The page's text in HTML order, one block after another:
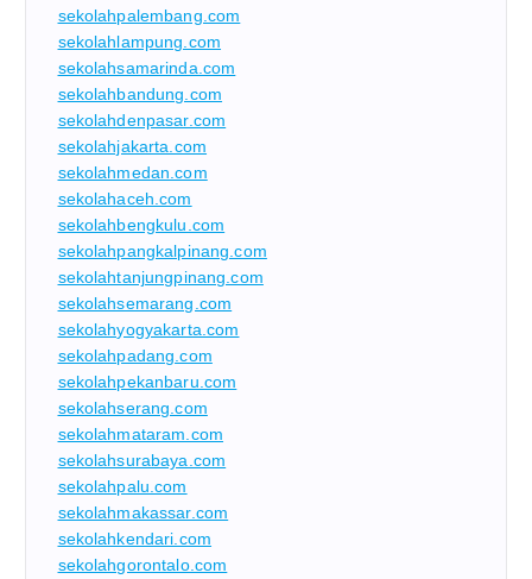
sekolahpalembang.com
sekolahlampung.com
sekolahsamarinda.com
sekolahbandung.com
sekolahdenpasar.com
sekolahjakarta.com
sekolahmedan.com
sekolahaceh.com
sekolahbengkulu.com
sekolahpangkalpinang.com
sekolahtanjungpinang.com
sekolahsemarang.com
sekolahyogyakarta.com
sekolahpadang.com
sekolahpekanbaru.com
sekolahserang.com
sekolahmataram.com
sekolahsurabaya.com
sekolahpalu.com
sekolahmakassar.com
sekolahkendari.com
sekolahgorontalo.com